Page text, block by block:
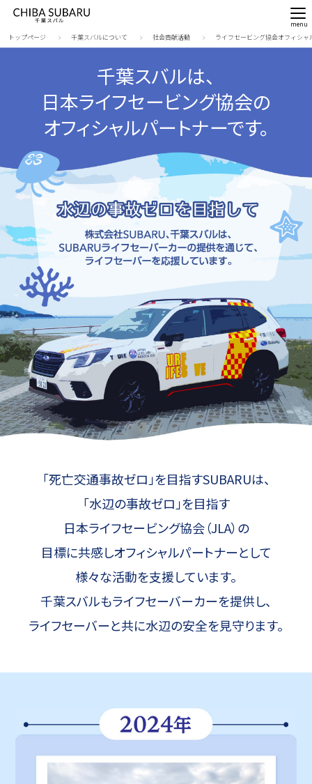
トップページ 千葉スバルについて 社会貢献活動 ライフセービング協会オフィシャ
千葉スバルは、
日本ライフセービング協会の
オフィシャルパートナーです。
「死亡交通事故ゼロ」を目指すSUBARUは、
「水辺の事故ゼロ」を目指す
日本ライフセービング協会（JLA）の
目標に共感しオフィシャルパートナーとして
様々な活動を支援しています。
千葉スバルもライフセーバーカーを提供し、
ライフセーバーと共に水辺の安全を見守ります。